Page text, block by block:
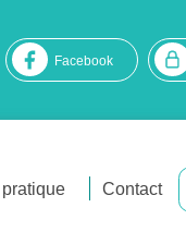
Facebook
Contact